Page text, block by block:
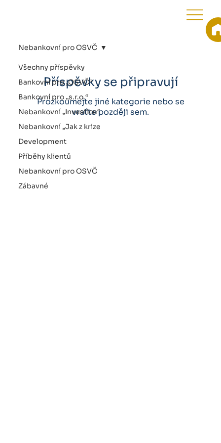
Všechny příspěvky
Bankovní pro „OSVČ“
Bankovní pro „s.r.o.“
Nebankovní „Investice“
Nebankovní „Jak z krize
Development
Příběhy klientů
Nebankovní pro OSVČ
Zábavné
Nebankovní pro OSVČ
Příspěvky se připravují
Prozkoumejte jiné kategorie nebo se
vraťte později sem.